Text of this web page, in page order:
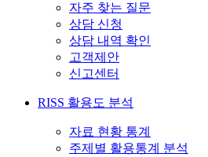
자주 찾는 질문
상담 신청
상담 내역 확인
고객제안
신고센터
RISS 활용도 분석
자료 현황 통계
주제별 활용통계 분석